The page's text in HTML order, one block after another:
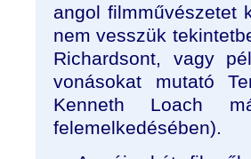
angol filmművészetet
nem vesszük
Richardsont, vagy
vonásokat mutató
Kenneth Loach
felemelkedésében).